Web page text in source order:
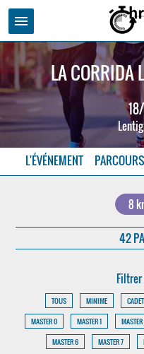
menu
LA CORRIDA
L'ÉVÉNEMENT PARCOURS
8
42
TOUS MINIME CADET
MASTER 0
MASTER 1
MASTER 6
MASTER 7